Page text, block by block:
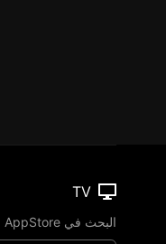
TV
البحث في AppStore